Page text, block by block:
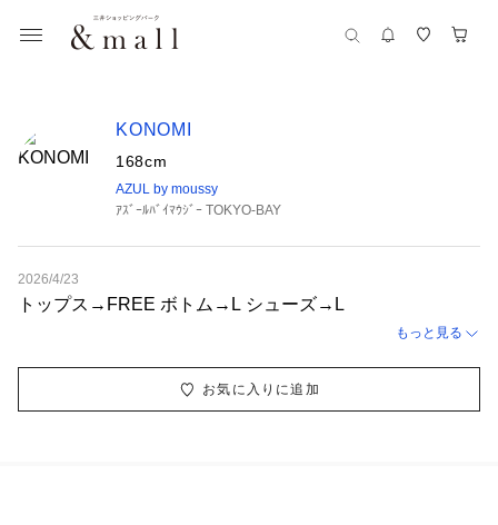
KONOMI
168cm
AZUL by moussy
ｱｽﾞｰﾙﾊﾞｲﾏｳｼﾞｰ TOKYO-BAY
2026/4/23
トップス→FREE ボトム→L シューズ→L
もっと見る
お気に入りに追加